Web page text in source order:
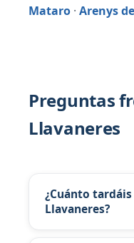
Mataro · Arenys
Preguntas
Llavaneres
¿Cuánto
Llavaneres?